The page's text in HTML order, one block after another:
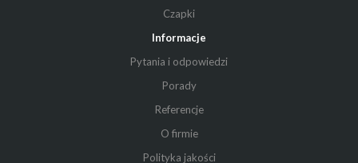
Czapki
Informacje
Pytania i odpowiedzi
Porady
Referencje
O firmie
Polityka jakości